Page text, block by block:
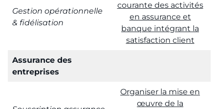
Gestion opérationnelle
& fidélisation
courante des activités
en assurance et
banque intégrant la
satisfaction client
Assurance des
entreprises
Organiser la mise en
œuvre de la